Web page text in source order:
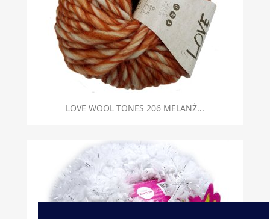
LOVE WOOL TONES 206 MELANŻ...